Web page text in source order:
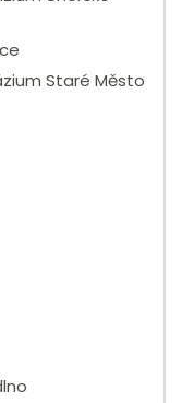
Staré Město